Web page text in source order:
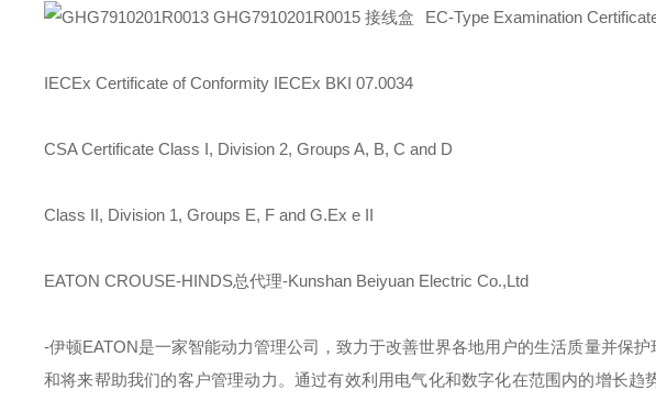
EC-Type Examination
IECEx Certificate of Conformity IECEx BKI 07.0034
CSA Certificate Class I, Division 2, Groups A, B, C and D
Class II, Division 1, Groups E, F and G.Ex e II
EATON CROUSE-HINDS总代理-Kunshan Beiyuan Electric Co.,Ltd
-伊顿EATON是一家智能动力管理公司，致力于改善世界各地用户的生活质量并保
和将来帮助我们的客户管理动力。通过有效利用电气化和数字化在范围内的增长